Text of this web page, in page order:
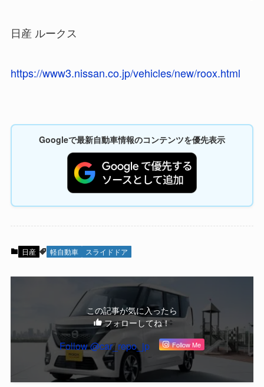
日産 ルークス
https://www3.nissan.co.jp/vehicles/new/roox.html
Googleで最新自動車情報のコンテンツを優先表示
日産 軽自動車 スライドドア
この記事が気に入ったら
フォローしてね！
Follow @car_repo_jp Follow Me